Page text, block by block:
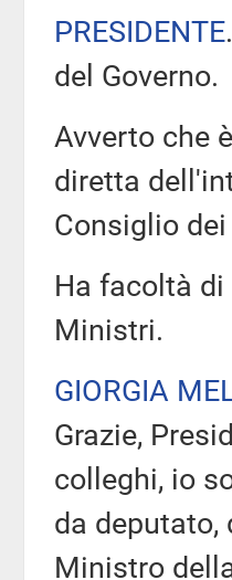
PRESIDENTE
del Governo.
Avverto che
diretta
Consiglio
Ha facoltà
Ministri.
GIORGIA
Grazie,
colleghi, io
da deputato,
Ministro